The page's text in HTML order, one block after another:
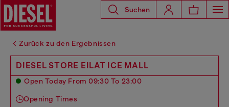
Suchen
Zurück zu den Ergebnissen
DIESEL STORE EILAT ICE MALL
Open Today From 09:30 To 23:00
Opening Times